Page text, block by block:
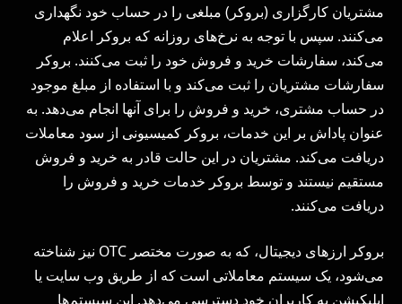
مشتریان کارگزاری (بروکر) مبلغی را در حساب خود نگهداری
می‌کنند. سپس با توجه به نرخ‌های روزانه که بروکر اعلام
می‌کند، سفارشات خرید و فروش خود را ثبت می‌کنند. بروکر
سفارشات مشتریان را ثبت می‌کند و با استفاده از مبلغ موجود
در حساب مشتری، خرید و فروش را برای آنها انجام می‌دهد. به
عنوان پاداش بر این خدمات، بروکر کمیسیونی از سود معاملات
دریافت می‌کند. مشتریان در این حالت قادر به خرید و فروش
مستقیم نیستند و توسط بروکر خدمات خرید و فروش را
دریافت می‌کنند.
بروکر ارزهای دیجیتال، که به صورت مختصر OTC نیز شناخته
می‌شود، یک سیستم معاملاتی است که از طریق وب سایت یا
اپلیکیشن به کاربران خود دسترسی می‌دهد. این سیستم‌ها